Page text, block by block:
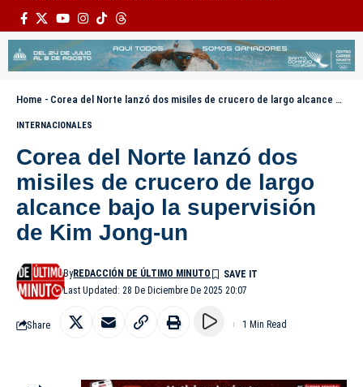
Home - Corea del Norte lanzó dos misiles de crucero de largo alcance bajo la supervisión de Kim Jong-un
INTERNACIONALES
Corea del Norte lanzó dos
misiles de crucero de largo
alcance bajo la supervisión
de Kim Jong-un
Last Updated: 28 De Diciembre De 2025 20:07
ByREDACCIÓN DE ÚLTIMO MINUTO
Share 1 Min Read